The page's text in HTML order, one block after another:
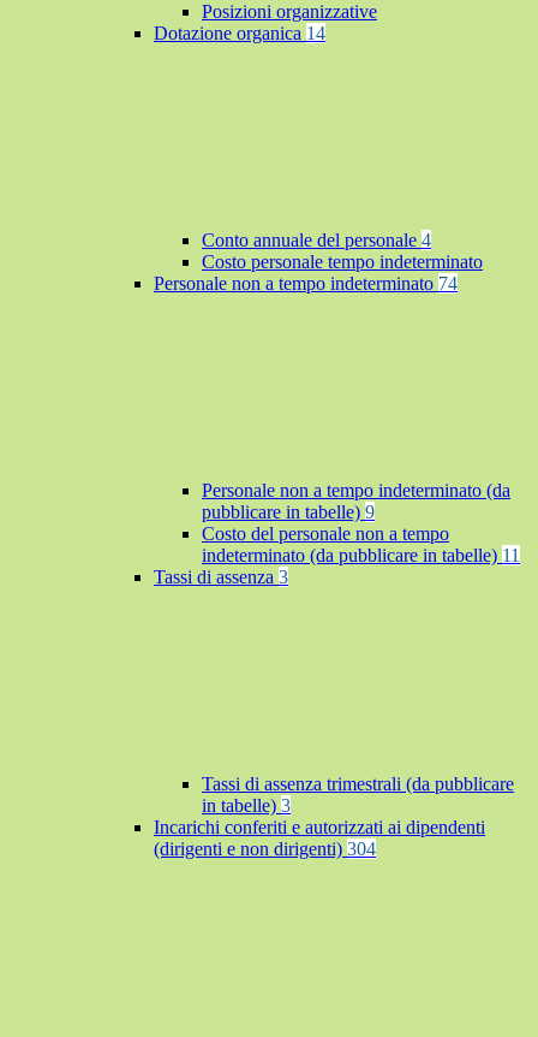
Posizioni organizzative
Dotazione organica 14
Conto annuale del personale 4
Costo personale tempo indeterminato
Personale non a tempo indeterminato 74
Personale non a tempo indeterminato (da
pubblicare in tabelle) 9
Costo del personale non a tempo
indeterminato (da pubblicare in tabelle) 11
Tassi di assenza 3
Tassi di assenza trimestrali (da pubblicare
in tabelle) 3
Incarichi conferiti e autorizzati ai dipendenti
(dirigenti e non dirigenti) 304